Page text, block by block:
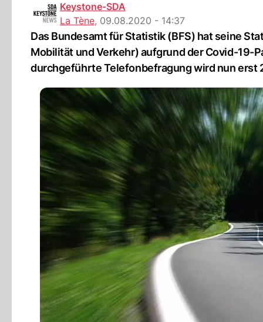
Keystone-SDA
La Tène, 09.08.2020 - 14:37
Das Bundesamt für Statistik (BFS) hat seine
Mobilität und Verkehr) aufgrund der Covid-19-
durchgeführte Telefonbefragung wird nun erst